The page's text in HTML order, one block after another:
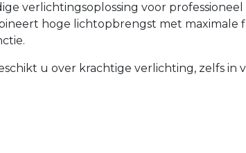
verlichtingsoplossing voor
hoge lichtopbrengst met
u over krachtige verlichting, zelfs in